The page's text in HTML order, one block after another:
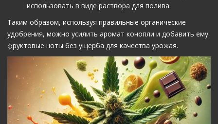
использовать в виде раствора для полива.
Таким образом, используя правильные органические
удобрения, можно усилить аромат конопли и добавить ему
фруктовые ноты без ущерба для качества урожая.